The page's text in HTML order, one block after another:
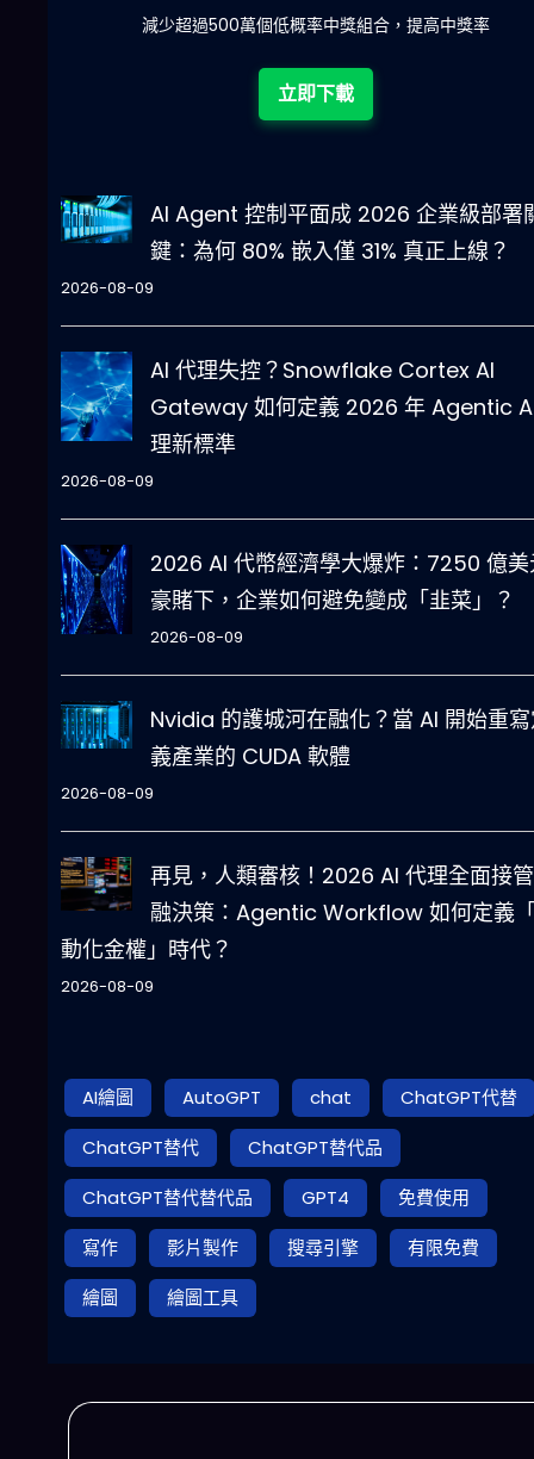
減少超過500萬個低概率中獎組合，提高中獎率
立即下載
AI Agent 控制平面成 2026 企業級部署
鍵：為何 80% 嵌入僅 31% 真正上線？
2026-08-09
AI 代理失控？Snowflake Cortex AI
Gateway 如何定義 2026 年 Agentic
理新標準
2026-08-09
2026 AI 代幣經濟學大爆炸：7250 億美
豪賭下，企業如何避免變成「韭菜」？
2026-08-09
Nvidia 的護城河在融化？當 AI 開始重
義產業的 CUDA 軟體
2026-08-09
再見，人類審核！2026 AI 代理全面接
融決策：Agentic Workflow 如何定義
動化金權」時代？
2026-08-09
AI繪圖 AutoGPT chat
ChatGPT代替
ChatGPT替代
ChatGPT替代品
ChatGPT替代替代品
GPT4
免費使用
寫作
影片製作 搜尋引擎
有限免費
繪圖
繪圖工具